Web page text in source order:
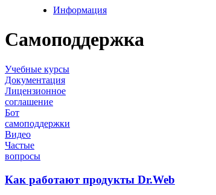
Информация
Самоподдержка
Учебные курсы
Документация
Лицензионное
соглашение
Бот
самоподдержки
Видео
Частые
вопросы
Как работают продукты Dr.Web